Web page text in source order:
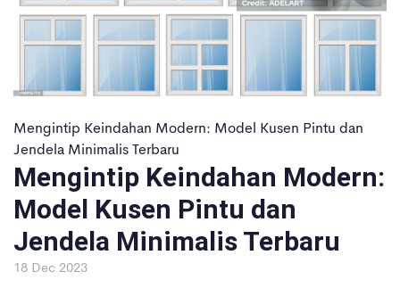
Mengintip Keindahan Modern: Model Kusen Pintu dan
Jendela Minimalis Terbaru
Mengintip Keindahan Modern:
Model Kusen Pintu dan
Jendela Minimalis Terbaru
18 Dec 2023